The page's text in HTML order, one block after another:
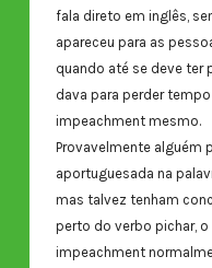
fala direto em inglês,
apareceu para as
quando até se deve ter
dava para perder
impeachment mesmo.
Provavelmente alguém
aportuguesada na
mas talvez tenham
perto do verbo pichar, o
impeachment